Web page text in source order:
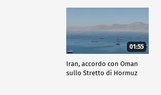
01:55
Iran, accordo con Oman
sullo Stretto di Hormuz